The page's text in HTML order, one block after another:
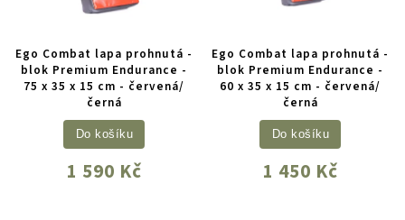
Ego Combat lapa prohnutá -
blok Premium Endurance -
75 x 35 x 15 cm - červená/
černá
1 590 Kč
Do košíku
Ego Combat lapa prohnutá -
blok Premium Endurance -
60 x 35 x 15 cm - červená/
černá
1 450 Kč
Do košíku